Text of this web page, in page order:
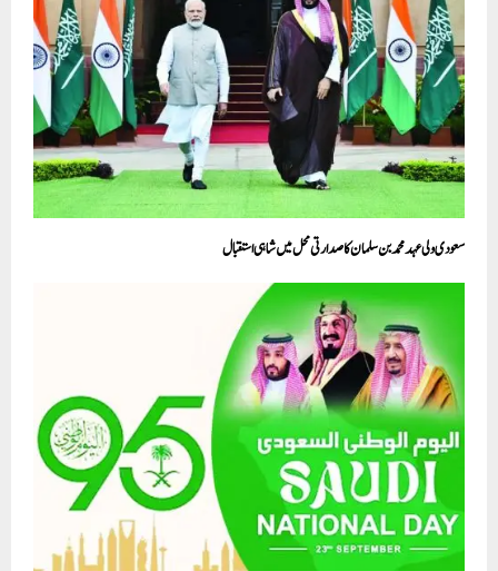
سعودی ولی عہد محمد بن سلمان کا صدارتی محل میں شاہی استقبال